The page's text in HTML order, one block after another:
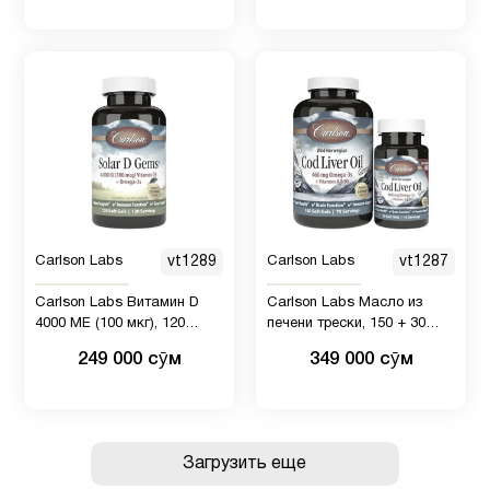
Carlson Labs vt1289
Carlson Labs Витамин D
4000 МЕ (100 мкг), 120
249 000 сӯм
Carlson Labs vt1287
Carlson Labs Масло из
печени трески, 150 + 30
349 000 сӯм
Загрузить еще